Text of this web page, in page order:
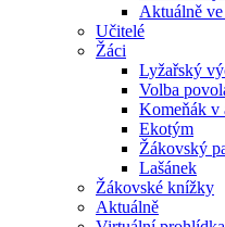
Aktuálně
Učitelé
Žáci
Lyžařský
Volba
Komeňák v
Ekotým
Žákovský
Lašánek
Žákovské knížky
Aktuálně